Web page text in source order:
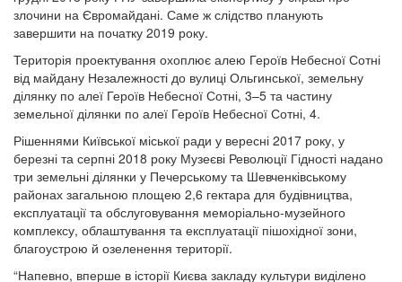
злочини на Євромайдані. Саме ж слідство планують
завершити на початку 2019 року.
Територія проектування охоплює алею Героїв Небесної Сотні
від майдану Незалежності до вулиці Ольгинської, земельну
ділянку по алеї Героїв Небесної Сотні, 3–5 та частину
земельної ділянки по алеї Героїв Небесної Сотні, 4.
Рішеннями Київської міської ради у вересні 2017 року, у
березні та серпні 2018 року Музеєві Революції Гідності надано
три земельні ділянки у Печерському та Шевченківському
районах загальною площею 2,6 гектара для будівництва,
експлуатації та обслуговування меморіально-музейного
комплексу, облаштування та експлуатації пішохідної зони,
благоустрою й озеленення території.
“Напевно, вперше в історії Києва закладу культури виділено